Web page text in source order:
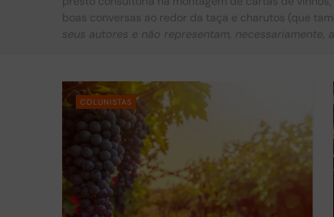
boas conversas ao redor da taça e charutos (que
seus autores e não representam, necessariamente,
COLUNISTAS